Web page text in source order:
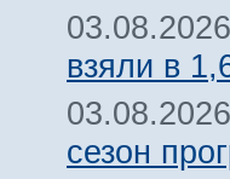
взяли в
сезон